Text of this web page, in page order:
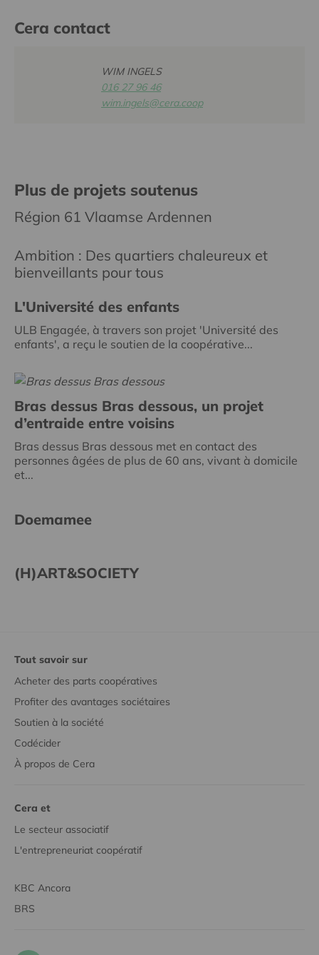
Cera contact
WIM INGELS
016 27 96 46
wim.ingels@cera.coop
Plus de projets soutenus
Région 61 Vlaamse Ardennen
Ambition : Des quartiers chaleureux et
bienveillants pour tous
L'Université des enfants
ULB Engagée, à travers son projet 'Université des
enfants', a reçu le soutien de la coopérative...
Bras dessus Bras dessous, un projet
d’entraide entre voisins
Bras dessus Bras dessous met en contact des
personnes âgées de plus de 60 ans, vivant à domicile
et...
Doemamee
(H)ART&SOCIETY
Tout savoir sur
Acheter des parts coopératives
Profiter des avantages sociétaires
Soutien à la société
Codécider
À propos de Cera
Cera et
Le secteur associatif
L'entrepreneuriat coopératif
KBC Ancora
BRS